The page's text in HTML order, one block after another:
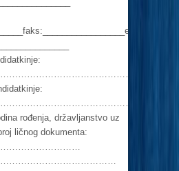
rođenja, državljanstvo uz
ličnog dokumenta: